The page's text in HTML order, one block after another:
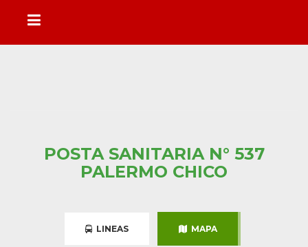
POSTA SANITARIA N° 537
PALERMO CHICO
LINEAS MAPA